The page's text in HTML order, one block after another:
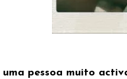
uma pessoa muito